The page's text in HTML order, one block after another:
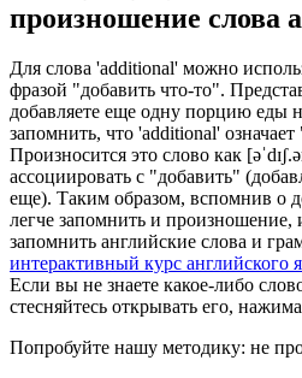
произношение слова
Для слова 'additional' можно
фразой "добавить что-то".
добавляете еще одну порцию еды
запомнить, что 'additional'
Произносится это слово как
ассоциировать с "добавить"
еще). Таким образом, вспомнив о
легче запомнить и произношение,
запомнить английские слова и
интерактивный курс английского
Если вы не знаете какое-либо
стесняйтесь открывать его,
Попробуйте нашу методику: не